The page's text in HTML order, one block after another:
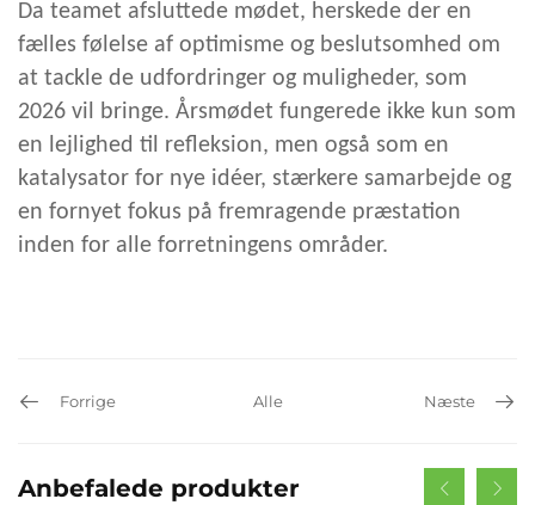
Da teamet afsluttede mødet, herskede der en
fælles følelse af optimisme og beslutsomhed om
at tackle de udfordringer og muligheder, som
2026 vil bringe. Årsmødet fungerede ikke kun som
en lejlighed til refleksion, men også som en
katalysator for nye idéer, stærkere samarbejde og
en fornyet fokus på fremragende præstation
inden for alle forretningens områder.
Forrige Alle Næste
Anbefalede produkter